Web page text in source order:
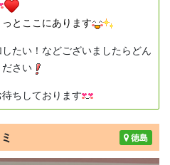
とここにあります
たい！などございましたらどん
ださい
ちしております
徳島